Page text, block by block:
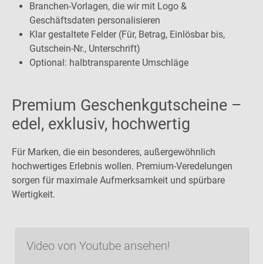
Branchen-Vorlagen, die wir mit Logo &
Geschäftsdaten personalisieren
Klar gestaltete Felder (Für, Betrag, Einlösbar bis,
Gutschein-Nr., Unterschrift)
Optional: halbtransparente Umschläge
Premium Geschenkgutscheine –
edel, exklusiv, hochwertig
Für Marken, die ein besonderes, außergewöhnlich
hochwertiges Erlebnis wollen. Premium-Veredelungen
sorgen für maximale Aufmerksamkeit und spürbare
Wertigkeit.
Video von Youtube ansehen!